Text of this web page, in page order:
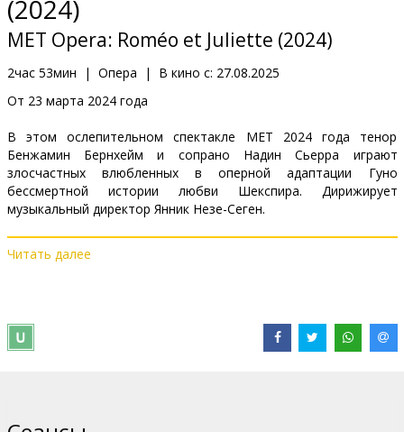
(2024)
MET Opera: Roméo et Juliette (2024)
2час 53мин | Опера | В кино с: 27.08.2025
От 23 марта 2024 года
В этом ослепительном спектакле МЕТ 2024 года тенор
Бенжамин Бернхейм и сопрано Надин Сьерра играют
злосчастных влюбленных в оперной адаптации Гуно
бессмертной истории любви Шекспира. Дирижирует
музыкальный директор Янник Незе-Сеген.
Дистрибьютор:
Читать далее